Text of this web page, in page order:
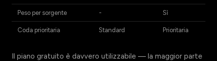
Peso per sorgente - Sì
Coda prioritaria Standard Prioritaria
Il piano gratuito è davvero utilizzabile — la maggior parte